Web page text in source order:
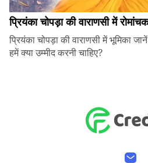
प्रियंका चोपड़ा की वाराणसी में
प्रियंका चोपड़ा की वाराणसी में भूमिका
हमें क्या उम्मीद करनी चाहिए?